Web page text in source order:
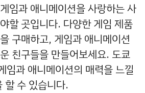
임과 애니메이션을 사랑하는 사
할 곳입니다. 다양한 게임 제품
구매하고, 게임과 애니메이션
친구들을 만들어보세요. 도쿄
임과 애니메이션의 매력을 느낄
할 수 있습니다.